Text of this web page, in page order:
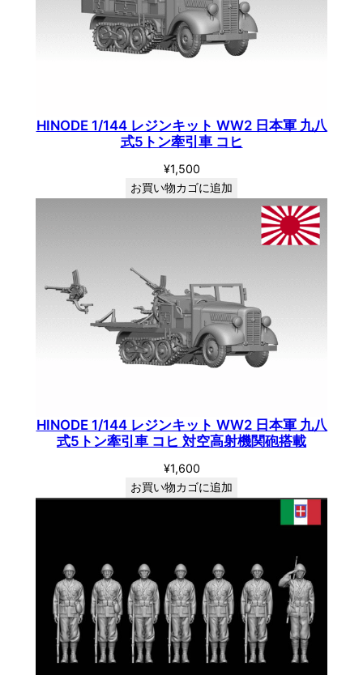
HINODE 1/144 レジンキット WW2 日本軍 九八
式5トン牽引車 コヒ
¥1,500
お買い物カゴに追加
HINODE 1/144 レジンキット WW2 日本軍 九八
式5トン牽引車 コヒ 対空高射機関砲搭載
¥1,600
お買い物カゴに追加